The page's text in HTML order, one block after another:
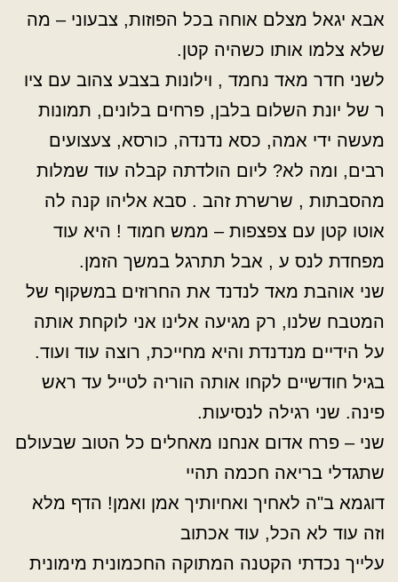
אבא יגאל מצלם אוחה בכל הפוזות, צבעוני – מה
שלא צלמו אותו כשהיה קטן.
לשני חדר מאד נחמד , וילונות בצבע צהוב עם ציו
ר של יונת השלום בלבן, פרחים בלונים, תמונות
מעשה ידי אמה, כסא נדנדה, כורסא, צעצועים
רבים, ומה לא? ליום הולדתה קבלה עוד שמלות
מהסבתות , שרשרת זהב . סבא אליהו קנה לה
אוטו קטן עם צפצפות – ממש חמוד ! היא עוד
מפחדת לנס ע , אבל תתרגל במשך הזמן.
שני אוהבת מאד לנדנד את החרוזים במשקוף של
המטבח שלנו, רק מגיעה אלינו אני לוקחת אותה
על הידיים מנדנדת והיא מחייכת, רוצה עוד ועוד.
בגיל חודשיים לקחו אותה הוריה לטייל עד ראש
פינה. שני רגילה לנסיעות.
שני – פרח אדום אנחנו מאחלים כל הטוב שבעולם
שתגדלי בריאה חכמה תהיי
דוגמא ב"ה לאחיך ואחיותיך אמן ואמן! הדף מלא
וזה עוד לא הכל, עוד אכתוב
עלייך נכדתי הקטנה המתוקה החכמונית מימונית